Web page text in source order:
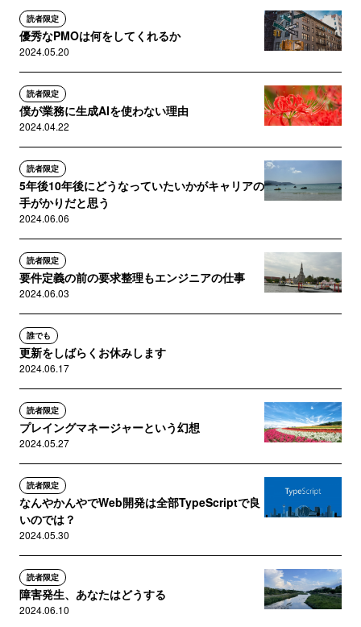
読者限定
優秀なPMOは何をしてくれるか
2024.05.20
読者限定
僕が業務に生成AIを使わない理由
2024.04.22
読者限定
5年後10年後にどうなっていたいかがキャリアの
手がかりだと思う
2024.06.06
読者限定
要件定義の前の要求整理もエンジニアの仕事
2024.06.03
誰でも
更新をしばらくお休みします
2024.06.17
読者限定
プレイングマネージャーという幻想
2024.05.27
読者限定
なんやかんやでWeb開発は全部TypeScriptで良
いのでは？
2024.05.30
読者限定
障害発生、あなたはどうする
2024.06.10